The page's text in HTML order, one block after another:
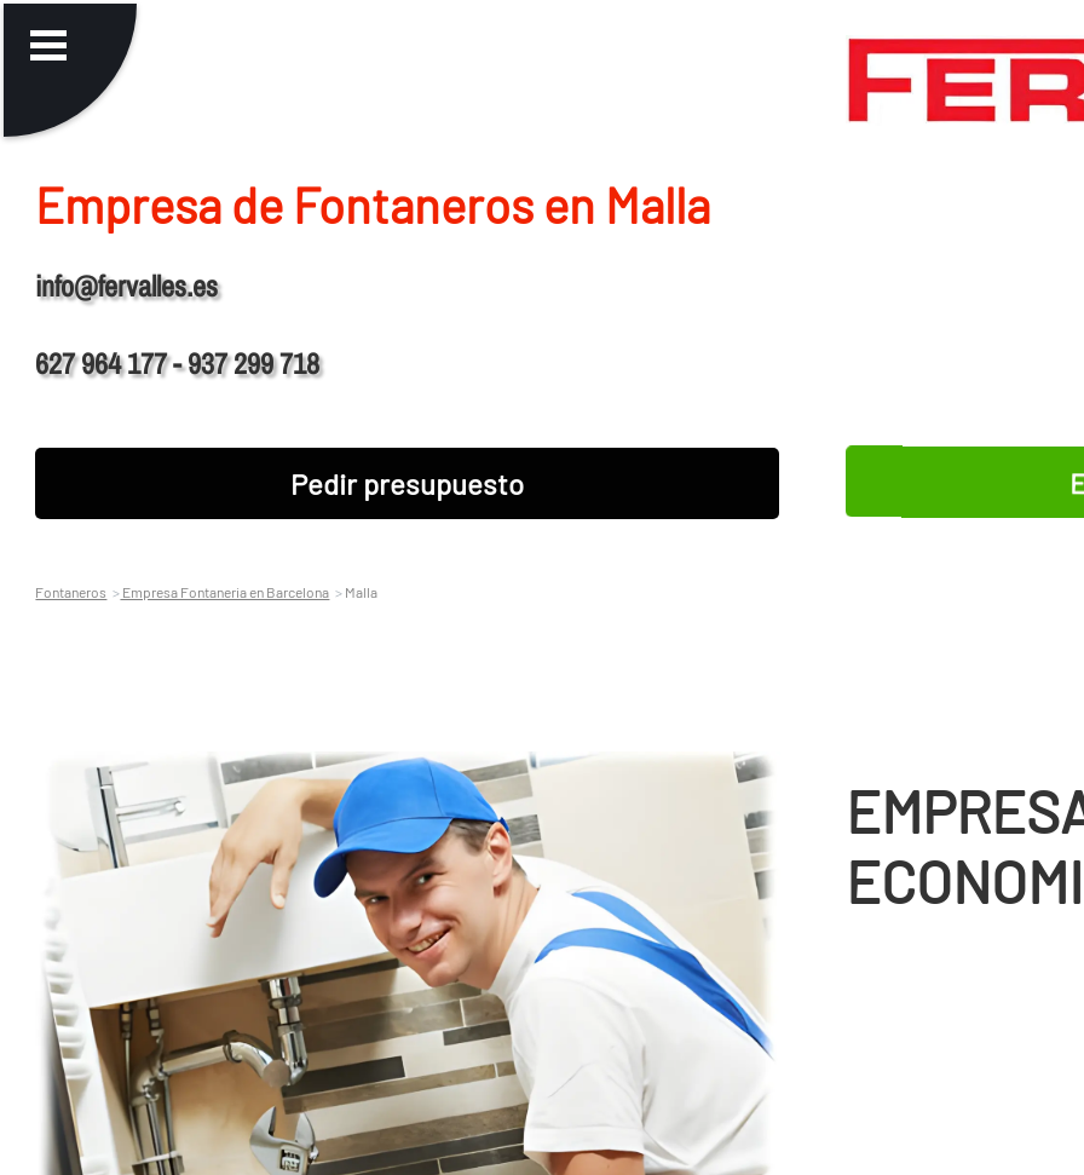
Empresa de Fontaneros en Malla
info@fervalles.es
627 964 177 - 937 299 718
Pedir presupuesto
Fontaneros Empresa Fontaneria en Barcelona Malla